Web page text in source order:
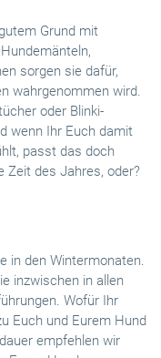
Grund mit
sorgen sie dafür,
wahrgenommen wird.
oder Blinki-
wenn Ihr Euch damit
passt das doch
Zeit des Jahres, oder?
in den Wintermonaten.
inzwischen in allen
Wofür Ihr
Euch und Eurem Hund
empfehlen wir